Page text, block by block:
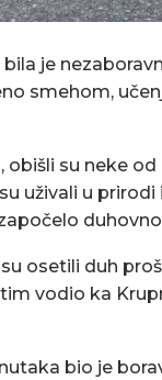
je
smehom,
su neke od
uživali u
su osetili duh
vodio ka
bio je